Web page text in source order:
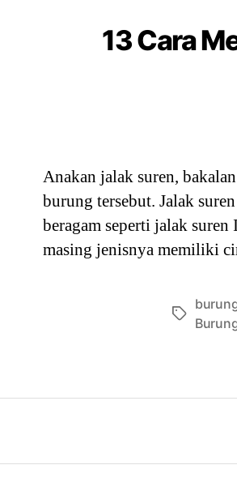
13 Cara
Anakan jalak suren,
burung tersebut. Jalak
beragam seperti jalak
masing jenisnya memiliki
Tags